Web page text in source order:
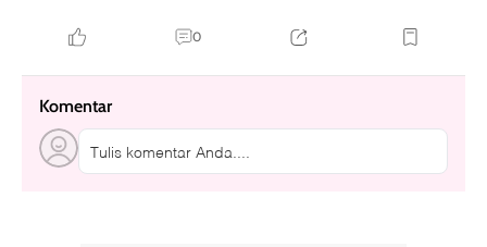
0
Komentar
Tulis komentar Anda....